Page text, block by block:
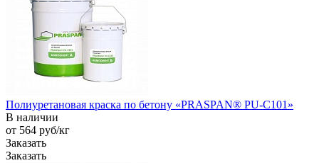
Полиуретановая краска по бетону «PRASPAN® PU-C101»
В наличии
от 564 руб/кг
Заказать
Заказать